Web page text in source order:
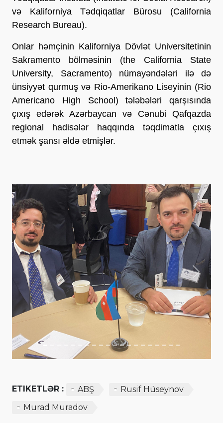
və Kaliforniya Tədqiqatlar Bürosu (California
Research Bureau).
Onlar həmçinin Kaliforniya Dövlət Universitetinin
Sakramento bölməsinin (the California State
University, Sacramento) nümayəndələri ilə də
ünsiyyət qurmuş və Rio-Amerikano Liseyinin (Rio
Americano High School) tələbələri qarşısında
çıxış edərək Azərbaycan və Cənubi Qafqazda
regional hadisələr haqqında təqdimatla çıxış
etmək şansı əldə etmişlər.
Previous Next
ETIKETLƏR : ABŞ
Rusif Hüseynov
Murad Muradov